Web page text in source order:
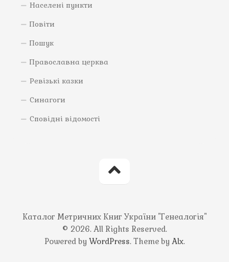
Населені пункти
Повіти
Пошук
Православна церква
Ревізькі казки
Синагоги
Сповідні відомості
Каталог Метричних Книг України "Генеалогія"
© 2026. All Rights Reserved.
Powered by WordPress. Theme by Alx.